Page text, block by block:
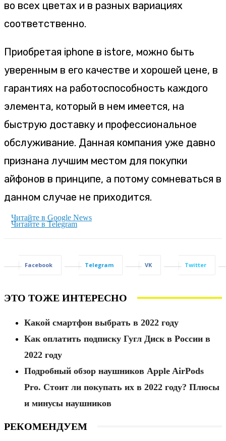
во всех цветах и в разных вариациях
соответственно.
Приобретая iphone в istore, можно быть
уверенным в его качестве и хорошей цене, в
гарантиях на работоспособность каждого
элемента, который в нем имеется, на
быструю доставку и профессиональное
обслуживание. Данная компания уже давно
признана лучшим местом для покупки
айфонов в принципе, а потому сомневаться в
данном случае не приходится.
Читайте в Google News
Читайте в Telegram
Facebook Telegram VK Twitter
ЭТО ТОЖЕ ИНТЕРЕСНО
Какой смартфон выбрать в 2022 году
Как оплатить подписку Гугл Диск в России в
2022 году
Подробный обзор наушников Apple AirPods
Pro. Стоит ли покупать их в 2022 году? Плюсы
и минусы наушников
РЕКОМЕНДУЕМ